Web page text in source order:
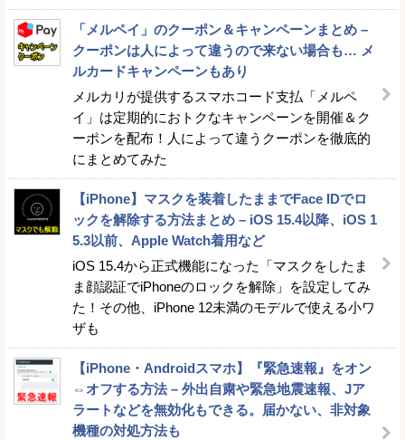
「メルペイ」のクーポン＆キャンペーンまとめ –
クーポンは人によって違うので来ない場合も… メ
ルカードキャンペーンもあり
メルカリが提供するスマホコード支払「メルペ
イ」は定期的におトクなキャンペーンを開催＆ク
ーポンを配布！人によって違うクーポンを徹底的
にまとめてみた
【iPhone】マスクを装着したままでFace IDでロ
ックを解除する方法まとめ – iOS 15.4以降、iOS 1
5.3以前、Apple Watch着用など
iOS 15.4から正式機能になった「マスクをしたま
ま顔認証でiPhoneのロックを解除」を設定してみ
た！その他、iPhone 12未満のモデルで使える小ワ
ザも
【iPhone・Androidスマホ】『緊急速報』をオン
⇔オフする方法 – 外出自粛や緊急地震速報、Jア
ラートなどを無効化もできる。届かない、非対象
機種の対処方法も